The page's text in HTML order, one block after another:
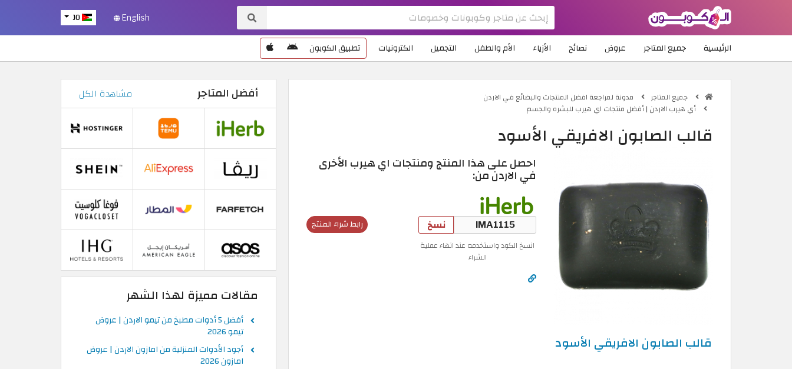
JO English
الرئيسية جميع المتاجر عروض نصائح الأزياء الأم والطفل التجميل الكترونيات تطبيق الكوبون
جميع المتاجر
مدونة لمراجعة افضل المنتجات والبضائع في الاردن
أي هيرب الاردن | أفضل منتجات اي هيرب للبشره والجسم
قالب الصابون الافريقي الأسود
قالب الصابون الافريقي الأسود
احصل على هذا المنتج ومنتجات اي هيرب الأخرى
في الاردن من:
رابط شراء المنتج نسخ
انسخ الكود واستخدمه عند انهاء عملية
الشراء
أفضل المتاجر مشاهدة الكل
مقالات مميزة لهذا الشهر
أفضل 5 أدوات مطبخ من تيمو الاردن | عروض
تيمو 2026
أجود الأدوات المنزلية من امازون الاردن | عروض
امازون 2026